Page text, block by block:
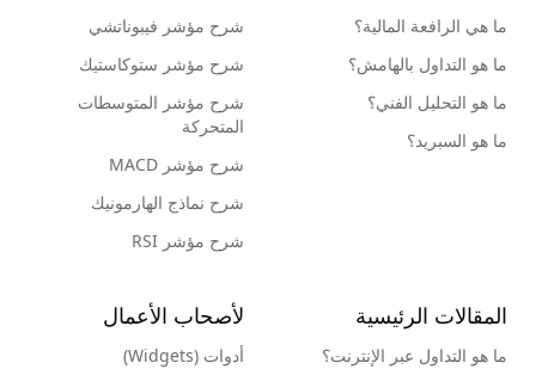
ما هي الرافعة المالية؟
ما هو التداول بالهامش؟
ما هو التحليل الفني؟
ما هو السبريد؟
شرح مؤشر فيبوناتشي
شرح مؤشر ستوكاستيك
شرح مؤشر المتوسطات
المتحركة
شرح مؤشر MACD
شرح نماذج الهارمونيك
شرح مؤشر RSI
المقالات الرئيسية
ما هو التداول عبر الإنترنت؟
لأصحاب الأعمال
أدوات (Widgets)